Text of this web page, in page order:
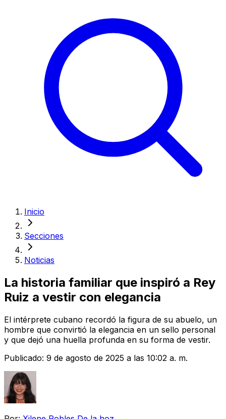
Inicio
Secciones
Noticias
La historia familiar que inspiró a Rey
Ruiz a vestir con elegancia
El intérprete cubano recordó la figura de su abuelo, un
hombre que convirtió la elegancia en un sello personal
y que dejó una huella profunda en su forma de vestir.
Publicado: 9 de agosto de 2025 a las 10:02 a. m.